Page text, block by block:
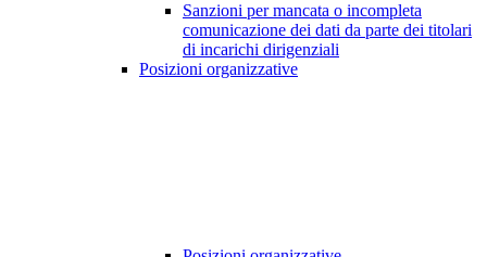
Sanzioni per mancata o incompleta
comunicazione dei dati da parte dei titolari
di incarichi dirigenziali
Posizioni organizzative